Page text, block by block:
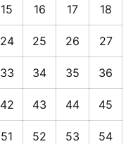
15 16 17 18
24 25 26 27
33 34 35 36
42 43 44 45
51 52 53 54